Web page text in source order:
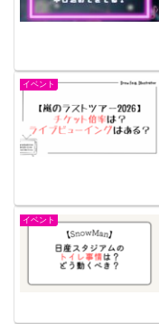
イベント
イベント